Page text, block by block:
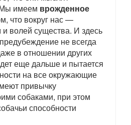
Мы имеем врожденное
что вокруг нас —
волей существа. И здесь
не всегда
в отношении других
еще дальше и пытается
на все окружающие
привычку
собаками, при этом
способности